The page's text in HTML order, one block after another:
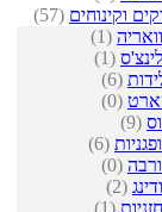
וקינוחים (57)
(1)
(1)
(6)
(0)
(9)
(6)
(0)
(2)
(1)